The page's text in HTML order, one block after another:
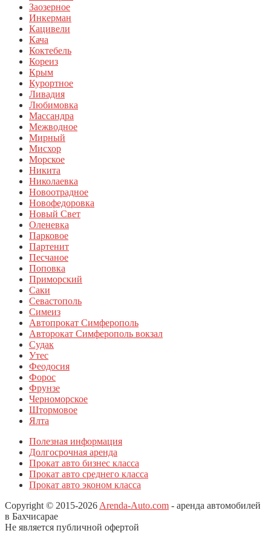
Заозерное
Инкерман
Кацивели
Кача
Коктебель
Кореиз
Крым
Курортное
Ливадия
Любимовка
Массандра
Межводное
Мирный
Мисхор
Морское
Никита
Николаевка
Новоотрадное
Новофедоровка
Новый Свет
Оленевка
Парковое
Партенит
Песчаное
Поповка
Приморский
Саки
Севастополь
Симеиз
Автопрокат Симферополь
Авторокат Симферополь вокзал
Судак
Утес
Феодосия
Форос
Фрунзе
Черноморское
Штормовое
Ялта
Полезная информация
Долгосрочная аренда
Прокат авто бизнес класса
Прокат авто среднего класса
Прокат авто эконом класса
Copyright © 2015-2026 Arenda-Auto.com - аренда автомобилей
в Бахчисарае
Не является публичной офертой